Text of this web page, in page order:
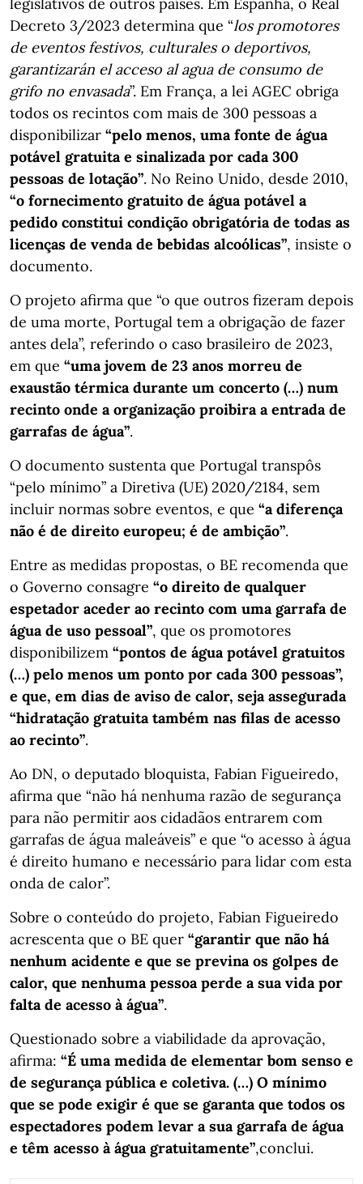
Decreto 3/2023 determina que “los promotores
de eventos festivos, culturales o deportivos,
garantizarán el acceso al agua de consumo de
grifo no envasada”. Em França, a lei AGEC obriga
todos os recintos com mais de 300 pessoas a
disponibilizar “pelo menos, uma fonte de água
potável gratuita e sinalizada por cada 300
pessoas de lotação”. No Reino Unido, desde 2010,
“o fornecimento gratuito de água potável a
pedido constitui condição obrigatória de todas as
licenças de venda de bebidas alcoólicas”, insiste o
documento.
O projeto afirma que “o que outros fizeram depois
de uma morte, Portugal tem a obrigação de fazer
antes dela”, referindo o caso brasileiro de 2023,
em que “uma jovem de 23 anos morreu de
exaustão térmica durante um concerto (…) num
recinto onde a organização proibira a entrada de
garrafas de água”.
O documento sustenta que Portugal transpôs
“pelo mínimo” a Diretiva (UE) 2020/2184, sem
incluir normas sobre eventos, e que “a diferença
não é de direito europeu; é de ambição”.
Entre as medidas propostas, o BE recomenda que
o Governo consagre “o direito de qualquer
espetador aceder ao recinto com uma garrafa de
água de uso pessoal”, que os promotores
disponibilizem “pontos de água potável gratuitos
(…) pelo menos um ponto por cada 300 pessoas”,
e que, em dias de aviso de calor, seja assegurada
“hidratação gratuita também nas filas de acesso
ao recinto”.
Ao DN, o deputado bloquista, Fabian Figueiredo,
afirma que “não há nenhuma razão de segurança
para não permitir aos cidadãos entrarem com
garrafas de água maleáveis” e que “o acesso à água
é direito humano e necessário para lidar com esta
onda de calor”.
Sobre o conteúdo do projeto, Fabian Figueiredo
acrescenta que o BE quer “garantir que não há
nenhum acidente e que se previna os golpes de
calor, que nenhuma pessoa perde a sua vida por
falta de acesso à água”.
Questionado sobre a viabilidade da aprovação,
afirma: “É uma medida de elementar bom senso e
de segurança pública e coletiva. (…) O mínimo
que se pode exigir é que se garanta que todos os
espectadores podem levar a sua garrafa de água
e têm acesso à água gratuitamente”,conclui.